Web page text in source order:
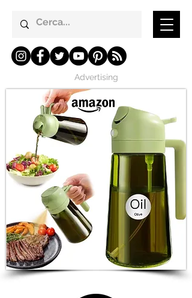
Advertising